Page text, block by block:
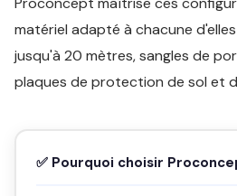
matériel adapté à chacune
jusqu'à 20 mètres, sangles de
plaques de protection de sol et
✅ Pourquoi choisir